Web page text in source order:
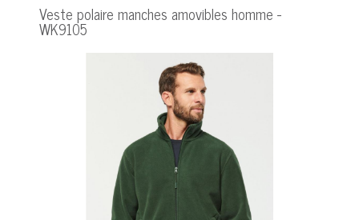
Veste polaire manches amovibles homme -
WK9105